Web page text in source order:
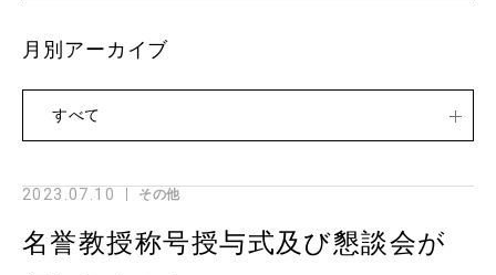
2023.07.10 その他
名誉教授称号授与式及び懇談会が
月別アーカイブ
すべて